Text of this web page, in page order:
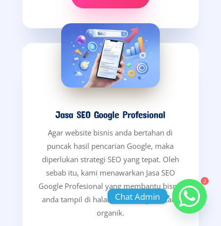
Jasa SEO Google Profesional
Agar website bisnis anda bertahan di
puncak hasil pencarian Google, maka
diperlukan strategi SEO yang tepat. Oleh
sebab itu, kami menawarkan Jasa SEO
Google Profesional yang membantu bisnis
anda tampil di halaman 1 Google secara
organik.
2
Chat Admin